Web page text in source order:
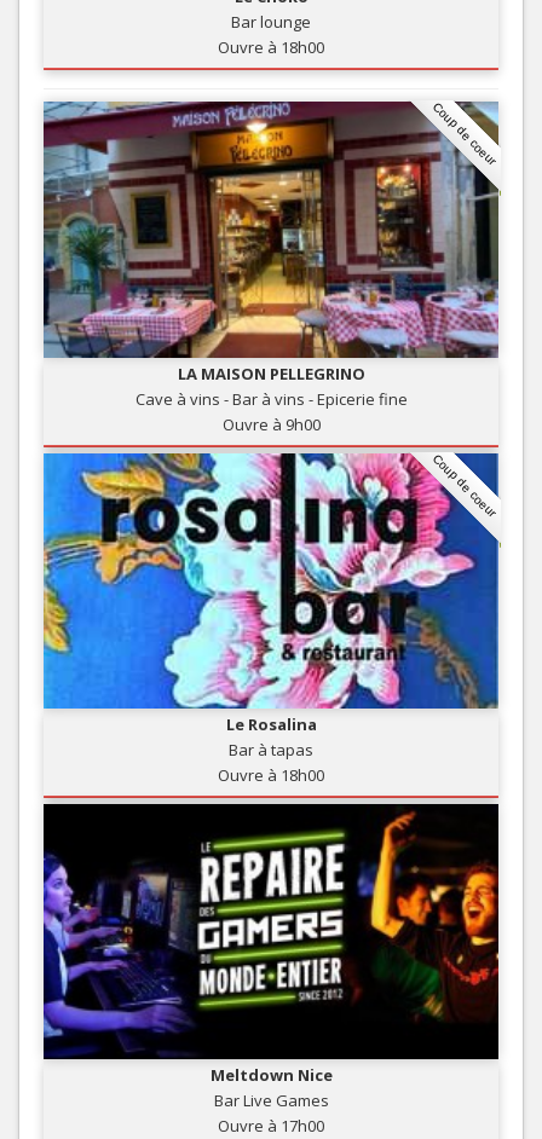
Bar lounge
Ouvre à 18h00
Coup de coeur
LA MAISON PELLEGRINO
Cave à vins - Bar à vins - Epicerie fine
Ouvre à 9h00
Coup de coeur
Le Rosalina
Bar à tapas
Ouvre à 18h00
Meltdown Nice
Bar Live Games
Ouvre à 17h00